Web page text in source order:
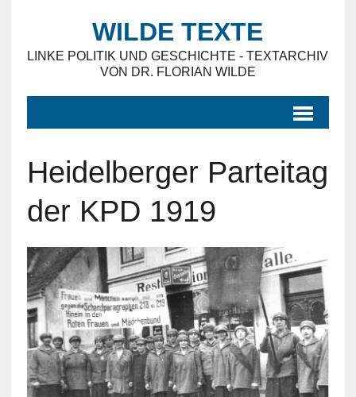
WILDE TEXTE
LINKE POLITIK UND GESCHICHTE - TEXTARCHIV
VON DR. FLORIAN WILDE
Heidelberger Parteitag
der KPD 1919